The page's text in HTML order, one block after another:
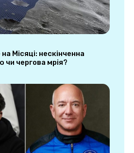
Місяці: нескінченна
чи чергова мрія?